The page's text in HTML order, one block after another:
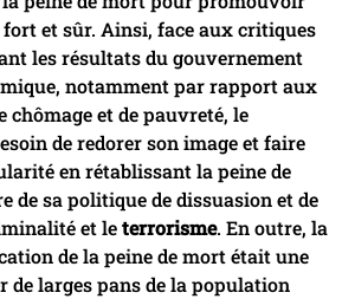
fort et sûr. Ainsi, face aux critiques
les résultats du gouvernement
notamment par rapport aux
chômage et de pauvreté, le
de redorer son image et faire
en rétablissant la peine de
de sa politique de dissuasion et de
et leterrorisme. En outre, la
de la peine de mort était une
de larges pans de la population